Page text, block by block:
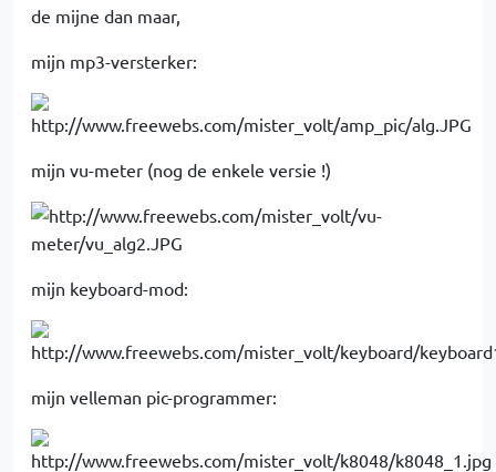
de mijne dan maar,
mijn mp3-versterker:
mijn vu-meter (nog de enkele versie !)
mijn keyboard-mod:
mijn velleman pic-programmer: